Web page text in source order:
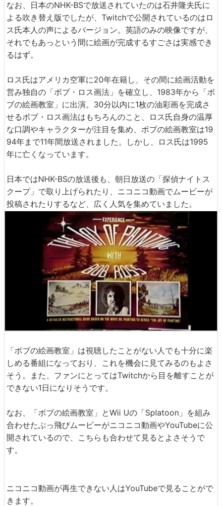
なお、日本のNHK-BSで放送されていたのは石井隆夫氏に
よる吹き替え版でしたが、Twitchで公開されているのはロ
ス氏本人の声によるバージョン。英語のみの映像ですが、
それでもあっという間に絵画が完成するすごさは実感でき
るはず。
ロス氏はアメリカ空軍に20年在籍し、その間に絵画活動を
営み独自の「ボブ・ロス画法」を確立し、1983年から「ボ
ブの絵画教室」に出演。30分以内に1枚の油彩画を完成さ
せるボブ・ロス画法はもちろんのこと、ロス氏自身の温厚
な口調やキャラクターが注目を集め、ボブの絵画教室は19
94年まで11年間放送されました。しかし、ロス氏は1995
年に亡くなっています。
日本ではNHK-BSの放送後も、朝日放送の「探偵ナイトス
クープ」で取り上げられたり、ニコニコ動画でムービーが
投稿されたりするなど、広く人気を集めていました。
「ボブの絵画教室」は視聴したことがない人でも十分に楽
しめる番組になっており、これを機会に見てみるのもよさ
そう。また、ファンにとってはTwitchから目を離すことが
できない1日になりそうです。
なお、「ボブの絵画教室」とWii Uの「Splatoon」を組み
合わせたぶっ飛びムービーがニコニコ動画やYouTubeに公
開されているので、こちらも合わせて見るとよさそうで
す。
ニコニコ動画が再生できない人はYouTubeで見ることがで
きます。